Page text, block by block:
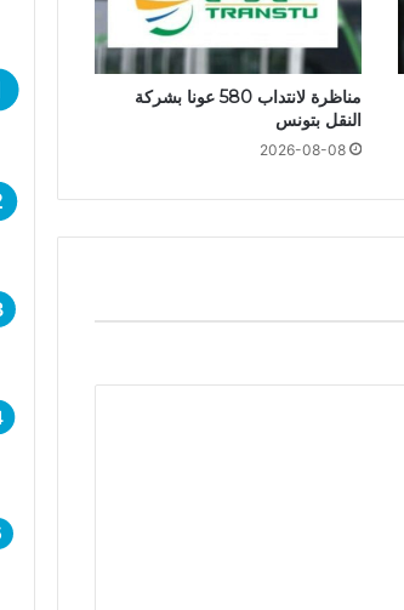
مناظرة لانتداب 580 عونا بشركة
النقل بتونس
2026-08-08